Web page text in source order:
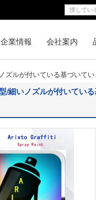
企業情報 会社案内
ズルが付いている基づいて
/細いノズルが付いてい